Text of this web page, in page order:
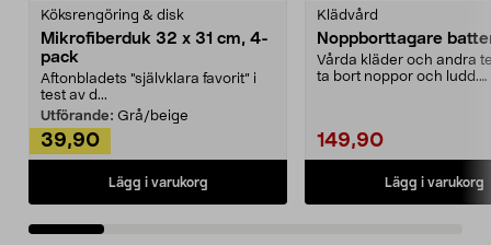
Köksrengöring & disk
Mikrofiberduk 32 x 31 cm, 4-
pack
Aftonbladets "självklara favorit” i
test av d...
Utförande: Grå/beige
39,90
Lägg i varukorg
Klädvård
Noppborttagare
Vårda kläder och andra
ta bort noppor och ludd.
149,90
Lägg i varukorg